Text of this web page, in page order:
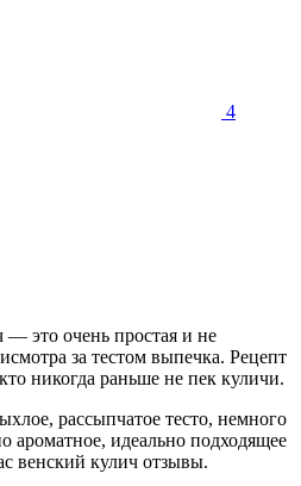
4
это очень простая и не
за тестом выпечка. Рецепт
никогда раньше не пек куличи.
рассыпчатое тесто, немного
ароматное, идеально подходящее
венский кулич отзывы.